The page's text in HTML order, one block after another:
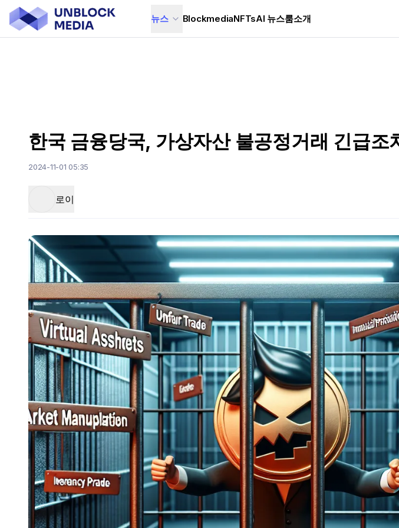
뉴스 BlockmediaNFTsAI 뉴스룸소개
한국 금융당국, 가상자산 불공정거래 긴급조
2024-11-01 05:35
로이